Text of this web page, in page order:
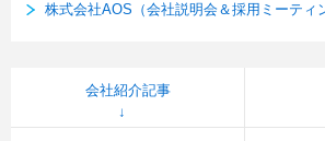
株式会社AOS（会社説明会＆採用ミーティ
会社紹介記事